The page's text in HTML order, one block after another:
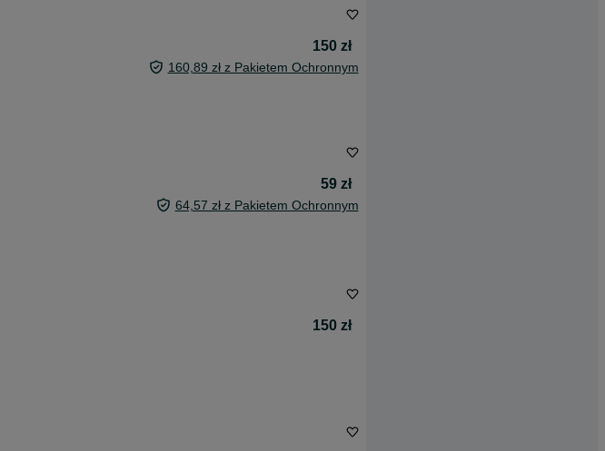
150 zł
160,89 zł z Pakietem Ochronnym
59 zł
64,57 zł z Pakietem Ochronnym
150 zł